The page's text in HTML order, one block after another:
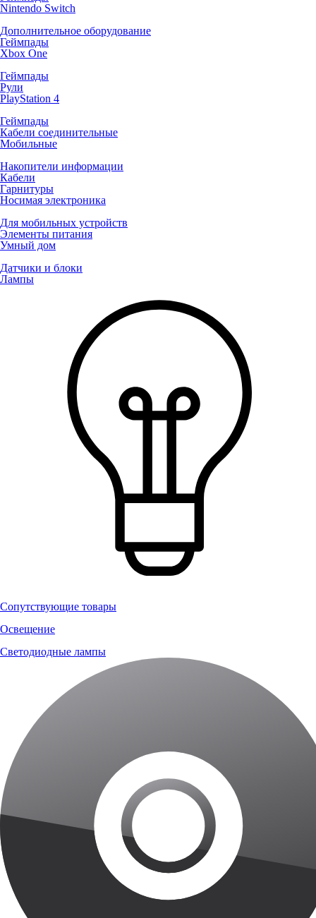
Nintendo Switch
Дополнительное оборудование
Геймпады
Xbox One
Геймпады
Рули
PlayStation 4
Геймпады
Кабели соединительные
Мобильные
Накопители информации
Кабели
Гарнитуры
Носимая электроника
Для мобильных устройств
Элементы питания
Умный дом
Датчики и блоки
Лампы
Сопутствующие товары
Освещение
Светодиодные лампы